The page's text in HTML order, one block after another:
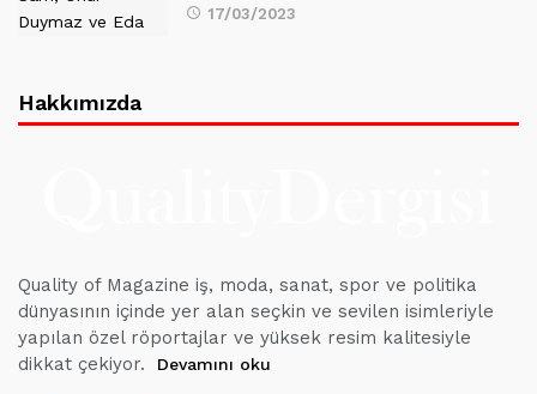
17/03/2023
Hakkımızda
Quality of Magazine iş, moda, sanat, spor ve politika
dünyasının içinde yer alan seçkin ve sevilen isimleriyle
yapılan özel röportajlar ve yüksek resim kalitesiyle
dikkat çekiyor.
Devamını oku